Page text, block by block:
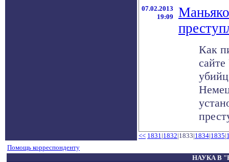
07.02.2013
19:09
Как
<< 1831|1832|1833|1834|1835|
Помощь корреспонденту
НАУКА В